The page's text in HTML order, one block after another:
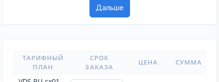
ТАРИФНЫЙ
ПЛАН
СРОК
ЗАКАЗА
ЦЕНА СУММА